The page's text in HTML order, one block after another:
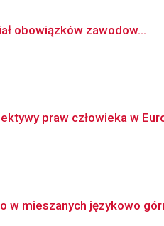
obowiązków zawodow...
praw człowieka w
mieszanych językowo